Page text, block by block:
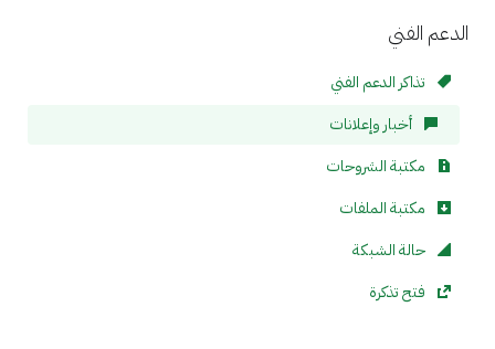
الدعم الفني
تذاكر الدعم الفني
أخبار وإعلانات
مكتبة الشروحات
مكتبة الملفات
حالة الشبكة
فتح تذكرة